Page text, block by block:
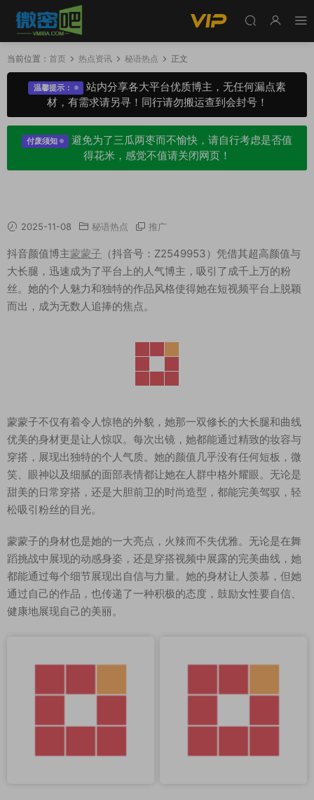
当前位置： 首页 热点资讯 秘语热点 正文
温馨提示：
站内分享各大平台优质博主，无任何漏点素
材，有需求请另寻！同行请勿搬运查到会封号！
付废须知
避免为了三瓜两枣而不愉快，请自行考虑是否值
得花米，感觉不值请关闭网页！
2025-11-08 秘语热点 推广
抖音颜值博主蒙蒙子 （抖音号：Z2549953）凭借其超高颜值与
大长腿，迅速成为了平台上的人气博主，吸引了成千上万的粉
丝。她的个人魅力和独特的作品风格使得她在短视频平台上脱颖
而出，成为无数人追捧的焦点。
蒙蒙子不仅有着令人惊艳的外貌，她那一双修长的大长腿和曲线
优美的身材更是让人惊叹。每次出镜，她都能通过精致的妆容与
穿搭，展现出独特的个人气质。她的颜值几乎没有任何短板，微
笑、眼神以及细腻的面部表情都让她在人群中格外耀眼。无论是
甜美的日常穿搭，还是大胆前卫的时尚造型，都能完美驾驭，轻
松吸引粉丝的目光。
蒙蒙子的身材也是她的一大亮点，火辣而不失优雅。无论是在舞
蹈挑战中展现的动感身姿，还是穿搭视频中展露的完美曲线，她
都能通过每个细节展现出自信与力量。她的身材让人羡慕，但她
通过自己的作品，也传递了一种积极的态度，鼓励女性要自信、
健康地展现自己的美丽。